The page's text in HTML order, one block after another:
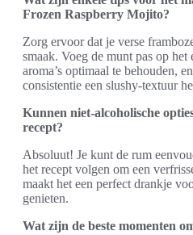
Frozen Raspberry Mojito?
Zorg ervoor dat je verse
smaak. Voeg de munt pas op het
aroma’s optimaal te behouden,
consistentie een slushy-textuur
Kunnen niet-alcoholische
recept?
Absoluut! Je kunt de rum
het recept volgen om een
maakt het een perfect drankje
genieten.
Wat zijn de beste momenten